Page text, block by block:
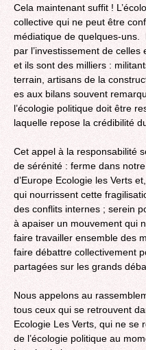
Cela maintenant suffit !
collective qui ne peut être
médiatique de quelques-uns.
par l’investissement de
et ils sont des milliers :
terrain, artisans de la
es aux bilans souvent
l’écologie politique doit être
laquelle repose la crédibilité
Cet appel à la responsabilité
de sérénité : ferme dans
d’Europe Ecologie les Verts
qui nourrissent cette
des conflits internes ; serein
à apaiser un mouvement qui
faire travailler ensemble des
faire débattre collectivement
partagées sur les grands
Nous appelons au
tous ceux qui se retrouvent
Ecologie Les Verts, qui ne se
de l’écologie politique au